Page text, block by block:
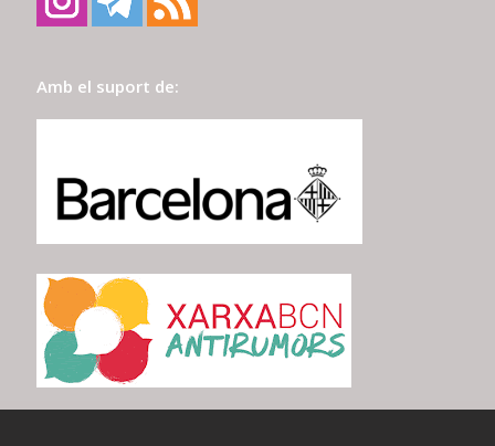
Amb el suport de: